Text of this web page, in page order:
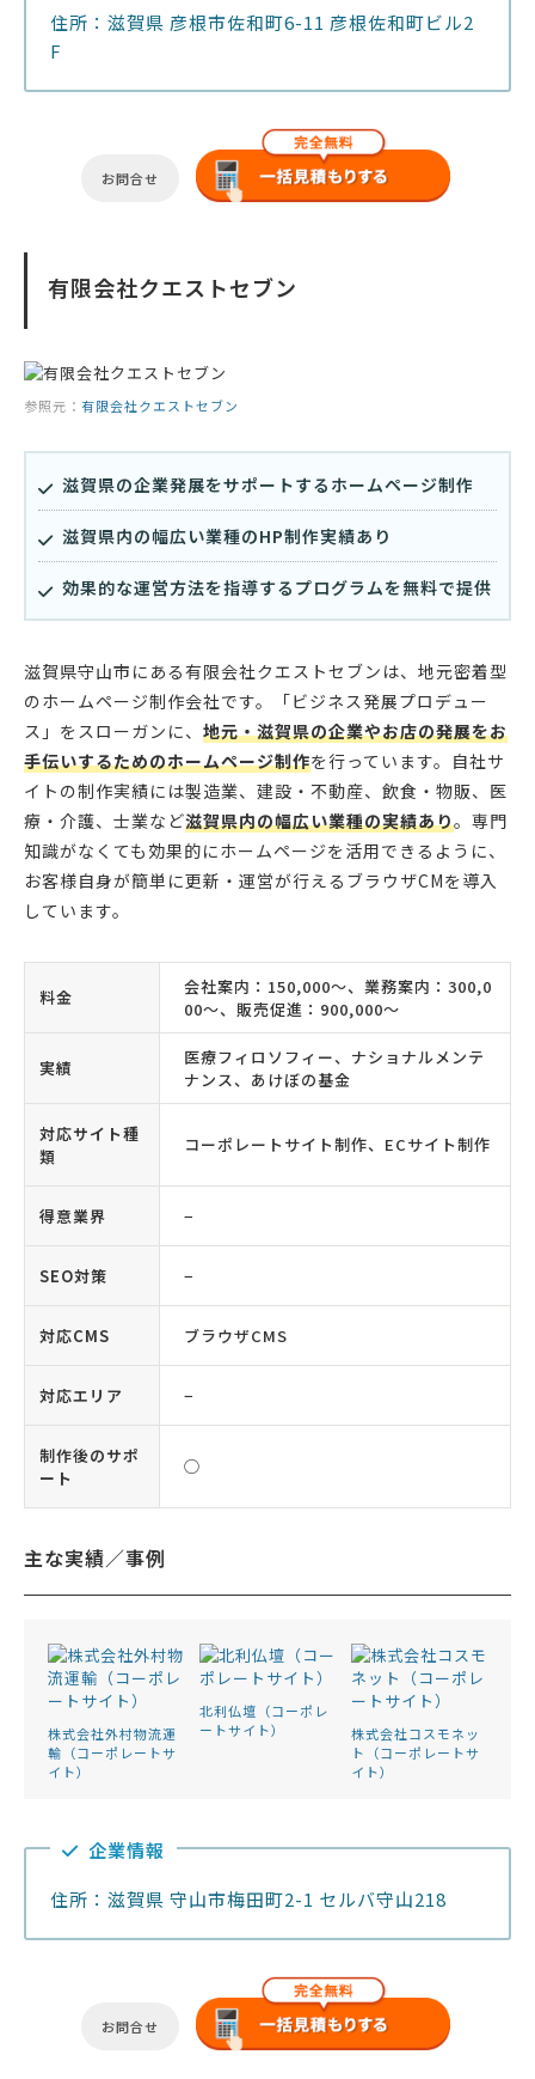
住所：滋賀県 彦根市佐和町6-11 彦根佐和町ビル2
F
お問合せ
有限会社クエストセブン
参照元： 有限会社クエストセブン
滋賀県の企業発展をサポートするホームページ制作
滋賀県内の幅広い業種のHP制作実績あり
効果的な運営方法を指導するプログラムを無料で提供
滋賀県守山市にある有限会社クエストセブンは、地元密着型
のホームページ制作会社です。「ビジネス発展プロデュー
ス」をスローガンに、 地元・滋賀県の企業やお店の発展をお
手伝いするためのホームページ制作を行っています。自社サ
イトの制作実績には製造業、建設・不動産、飲食・物販、医
療・介護、士業など滋賀県内の幅広い業種の実績あり。専門
知識がなくても効果的にホームページを活用できるように、
お客様自身が簡単に更新・運営が行えるブラウザCMを導入
しています。
料金
会社案内：150,000〜、業務案内：300,0
00〜、販売促進：900,000〜
実績
医療フィロソフィー、ナショナルメンテ
ナンス、あけぼの基金
対応サイト種
類
コーポレートサイト制作、ECサイト制作
得意業界 −
SEO対策 −
対応CMS ブラウザCMS
対応エリア −
制作後のサポ
ート
◯
主な実績／事例
株式会社外村物流運
輸（コーポレートサ
イト）
北利仏壇（コーポレ
ートサイト）
株式会社コスモネッ
ト（コーポレートサ
イト）
企業情報
住所：滋賀県 守山市梅田町2-1 セルバ守山218
お問合せ